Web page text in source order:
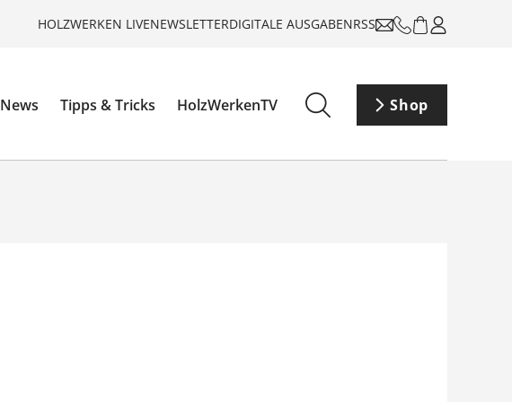
HOLZWERKEN LIVENEWSLETTERDIGITALE AUSGABENRSS
News Tipps & Tricks HolzWerkenTV Shop